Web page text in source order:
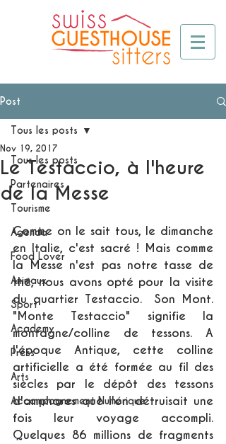
Post
Tous les posts
Partenaires
Tourisme
Agenda
Food Lover
Animaux
Sport
Academy
Press
Arts
Accompagnement Numérique
Tous les posts
Le Testaccio, à l'heure
de la Messe
Nov 19, 2017
Comme on le sait tous, le dimanche
en Italie, c'est sacré ! Mais comme
la Messe n'est pas notre tasse de
thé, nous avons opté pour la visite
du quartier Testaccio.  Son Mont.
"Monte Testaccio" signifie la
montagne/colline de tessons. A
l'époque Antique, cette colline
artificielle a été formée au fil des
siècles par le dépôt des tessons
d'amphores que l'on détruisait une
fois leur voyage accompli.
Quelques 86 millions de fragments